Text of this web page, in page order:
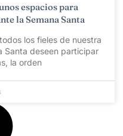
espacios para
la Semana Santa
los fieles de nuestra
Santa deseen participar
la orden